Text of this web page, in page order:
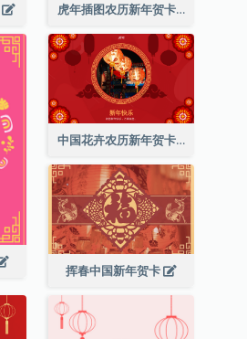
虎年插图农历新年贺卡
中国花卉农历新年贺卡
挥春中国新年贺卡